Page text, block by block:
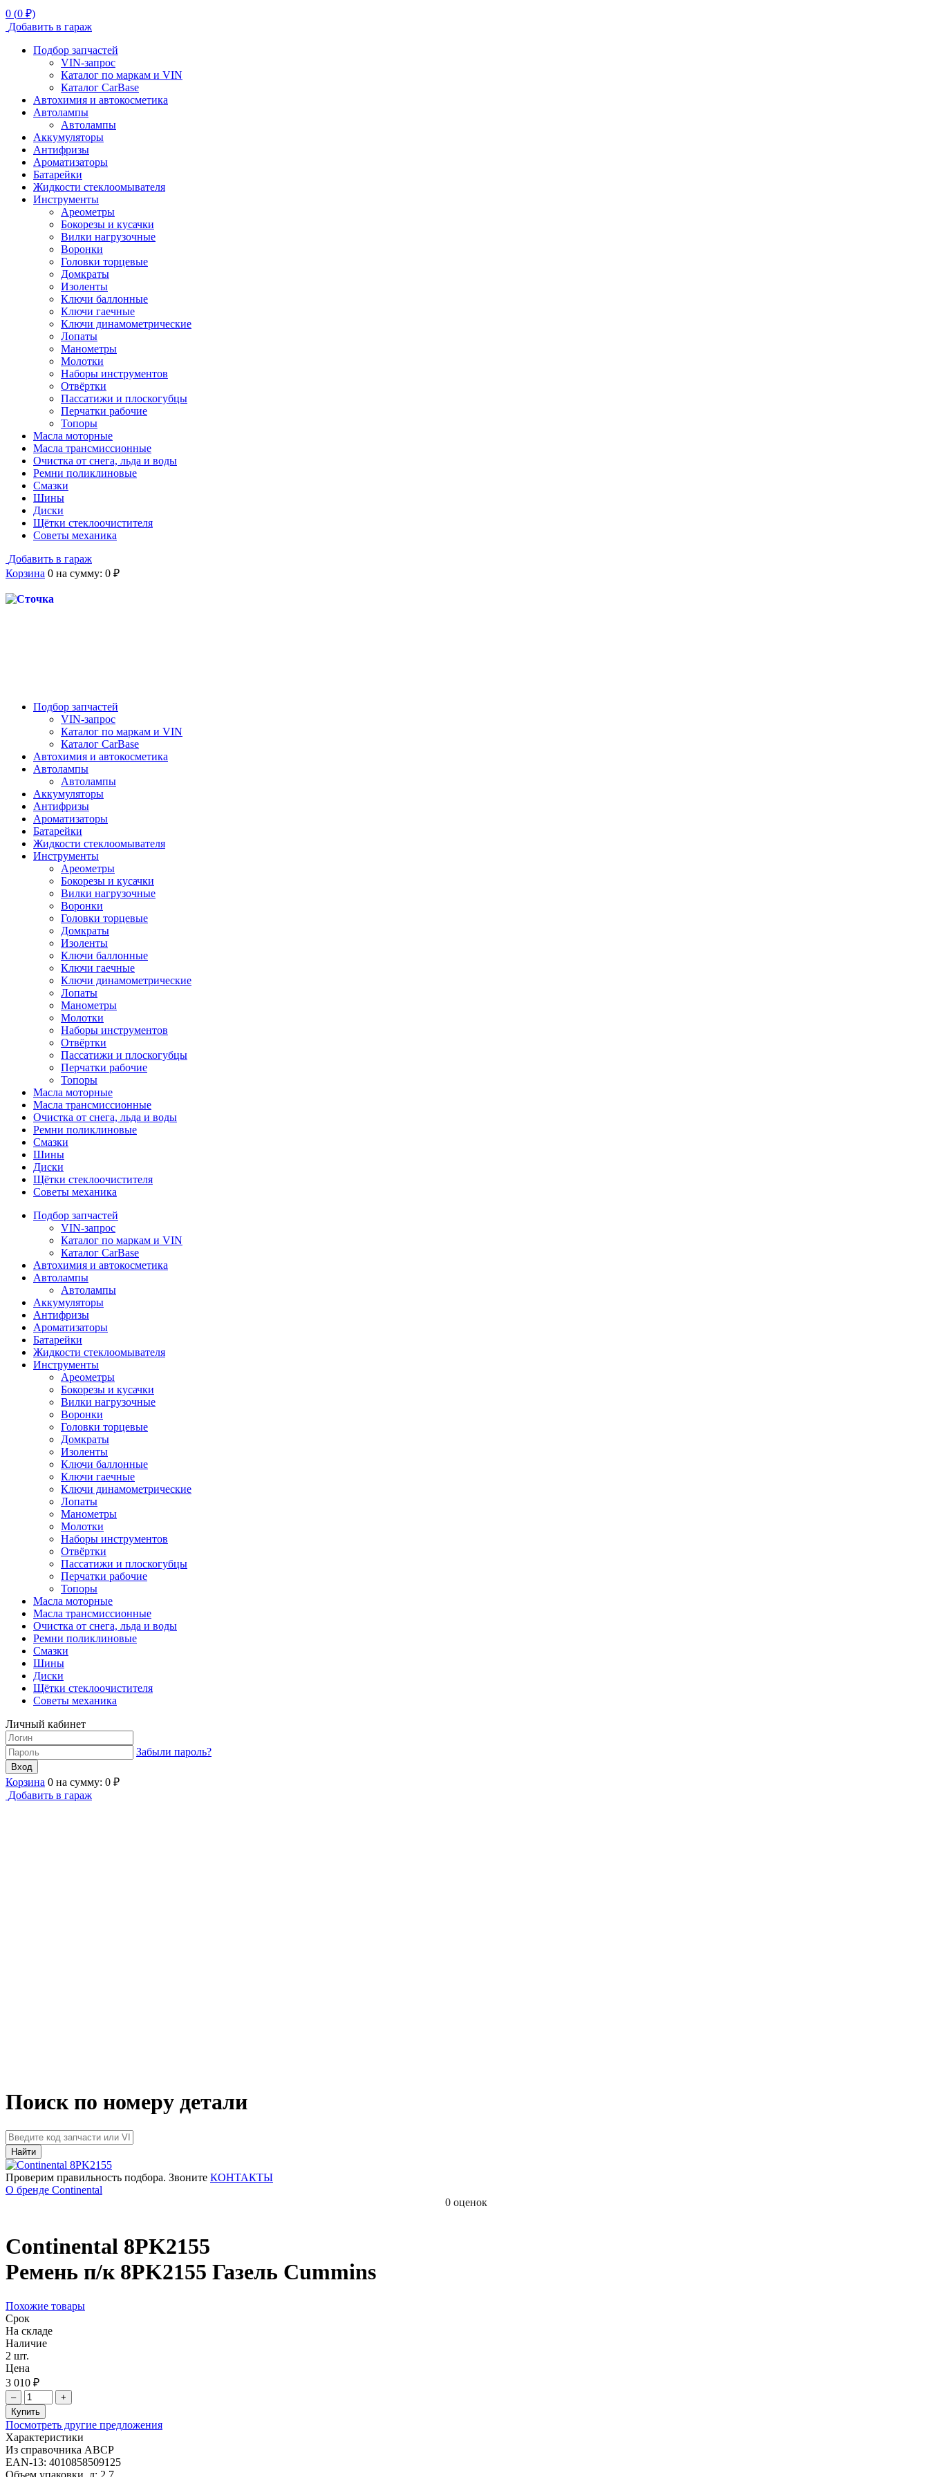
0 (0 ₽)
Добавить в гараж
Подбор запчастей
VIN-запрос
Каталог по маркам и VIN
Каталог CarBase
Автохимия и автокосметика
Автолампы
Автолампы
Аккумуляторы
Антифризы
Ароматизаторы
Батарейки
Жидкости стеклоомывателя
Инструменты
Ареометры
Бокорезы и кусачки
Вилки нагрузочные
Воронки
Головки торцевые
Домкраты
Изоленты
Ключи баллонные
Ключи гаечные
Ключи динамометрические
Лопаты
Манометры
Молотки
Наборы инструментов
Отвёртки
Пассатижи и плоскогубцы
Перчатки рабочие
Топоры
Масла моторные
Масла трансмиссионные
Очистка от снега, льда и воды
Ремни поликлиновые
Смазки
Шины
Диски
Щётки стеклоочистителя
Советы механика
Добавить в гараж
Корзина 0 на сумму: 0 ₽
Подбор запчастей
VIN-запрос
Каталог по маркам и VIN
Каталог CarBase
Автохимия и автокосметика
Автолампы
Автолампы
Аккумуляторы
Антифризы
Ароматизаторы
Батарейки
Жидкости стеклоомывателя
Инструменты
Ареометры
Бокорезы и кусачки
Вилки нагрузочные
Воронки
Головки торцевые
Домкраты
Изоленты
Ключи баллонные
Ключи гаечные
Ключи динамометрические
Лопаты
Манометры
Молотки
Наборы инструментов
Отвёртки
Пассатижи и плоскогубцы
Перчатки рабочие
Топоры
Масла моторные
Масла трансмиссионные
Очистка от снега, льда и воды
Ремни поликлиновые
Смазки
Шины
Диски
Щётки стеклоочистителя
Советы механика
Подбор запчастей
VIN-запрос
Каталог по маркам и VIN
Каталог CarBase
Автохимия и автокосметика
Автолампы
Автолампы
Аккумуляторы
Антифризы
Ароматизаторы
Батарейки
Жидкости стеклоомывателя
Инструменты
Ареометры
Бокорезы и кусачки
Вилки нагрузочные
Воронки
Головки торцевые
Домкраты
Изоленты
Ключи баллонные
Ключи гаечные
Ключи динамометрические
Лопаты
Манометры
Молотки
Наборы инструментов
Отвёртки
Пассатижи и плоскогубцы
Перчатки рабочие
Топоры
Масла моторные
Масла трансмиссионные
Очистка от снега, льда и воды
Ремни поликлиновые
Смазки
Шины
Диски
Щётки стеклоочистителя
Советы механика
Личный кабинет
Забыли пароль?
Корзина 0 на сумму: 0 ₽
Добавить в гараж
Поиск по номеру детали
Проверим правильность подбора. Звоните КОНТАКТЫ
О бренде Continental
0 оценок
Continental 8PK2155
Ремень п/к 8PK2155 Газель Cummins
Похожие товары
Срок
На складе
Наличие
2 шт.
Цена
3 010 ₽
–
+
Купить
Посмотреть другие предложения
Характеристики
Из справочника ABCP
EAN-13: 4010858509125
Объем упаковки, л: 2.7